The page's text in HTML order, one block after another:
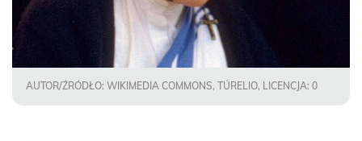
AUTOR/ŹRÓDŁO: WIKIMEDIA COMMONS, TÚRELIO, LICENCJA: 0